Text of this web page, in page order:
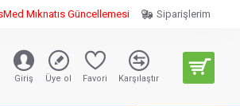
Mıknatıs Güncellemesi Siparişlerim
Giriş Üye ol Favori Karşılaştır